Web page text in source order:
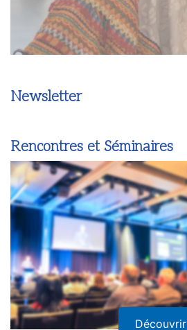
Newsletter
Rencontres et Séminaires
Découvrir